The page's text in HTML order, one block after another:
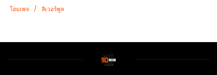
โฮมเพจ / ลิเวอร์พูล